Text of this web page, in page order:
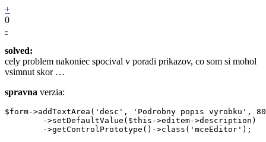
+
0
-
solved:
cely problem nakoniec spocival v poradi prikazov, co som si mohol
vsimnut skor …
spravna verzia:
$form->addTextArea('desc', 'Podrobny popis vyrobku',